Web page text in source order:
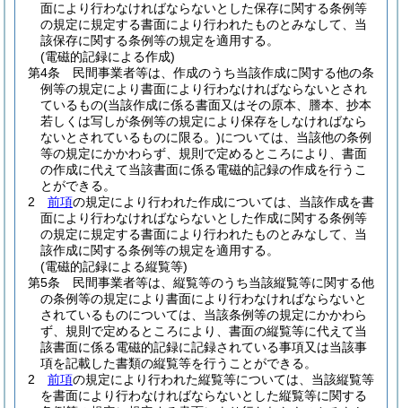
面により行わなければならないとした保存に関する条例等
の規定に規定する書面により行われたものとみなして、当
該保存に関する条例等の規定を適用する。
(電磁的記録による作成)
第4条
民間事業者等は、作成のうち当該作成に関する他の条
例等の規定により書面により行わなければならないとされ
ているもの(当該作成に係る書面又はその原本、謄本、抄本
若しくは写しが条例等の規定により保存をしなければなら
ないとされているものに限る。)については、当該他の条例
等の規定にかかわらず、規則で定めるところにより、書面
の作成に代えて当該書面に係る電磁的記録の作成を行うこ
とができる。
2
前項の規定により行われた作成については、当該作成を書
面により行わなければならないとした作成に関する条例等
の規定に規定する書面により行われたものとみなして、当
該作成に関する条例等の規定を適用する。
(電磁的記録による縦覧等)
第5条
民間事業者等は、縦覧等のうち当該縦覧等に関する他
の条例等の規定により書面により行わなければならないと
されているものについては、当該条例等の規定にかかわら
ず、規則で定めるところにより、書面の縦覧等に代えて当
該書面に係る電磁的記録に記録されている事項又は当該事
項を記載した書類の縦覧等を行うことができる。
2
前項の規定により行われた縦覧等については、当該縦覧等
を書面により行わなければならないとした縦覧等に関する